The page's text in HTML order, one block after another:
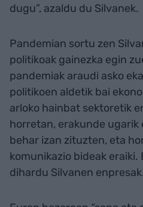
dugu”, azaldu du Silvanek.
Pandemian sortu zen
politikoak gainezka egin
pandemiak araudi asko
politikoen aldetik bai
arloko hainbat sektoretik
horretan, erakunde ugarik
behar izan zituzten, eta
komunikazio bideak
dihardu Silvanen enpresak.